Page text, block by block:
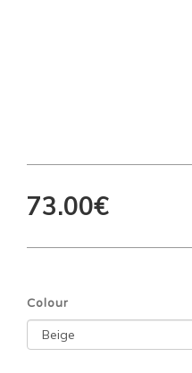
73.00€
Colour